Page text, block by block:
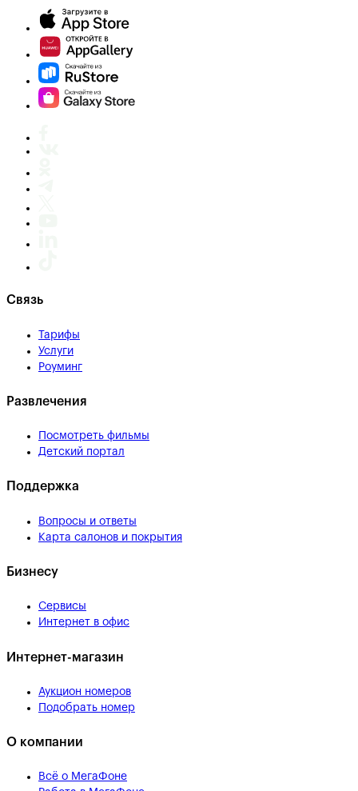
Связь
Тарифы
Услуги
Роуминг
Развлечения
Посмотреть фильмы
Детский портал
Поддержка
Вопросы и ответы
Карта салонов и покрытия
Бизнесу
Сервисы
Интернет в офис
Интернет-магазин
Аукцион номеров
Подобрать номер
О компании
Всё о МегаФоне